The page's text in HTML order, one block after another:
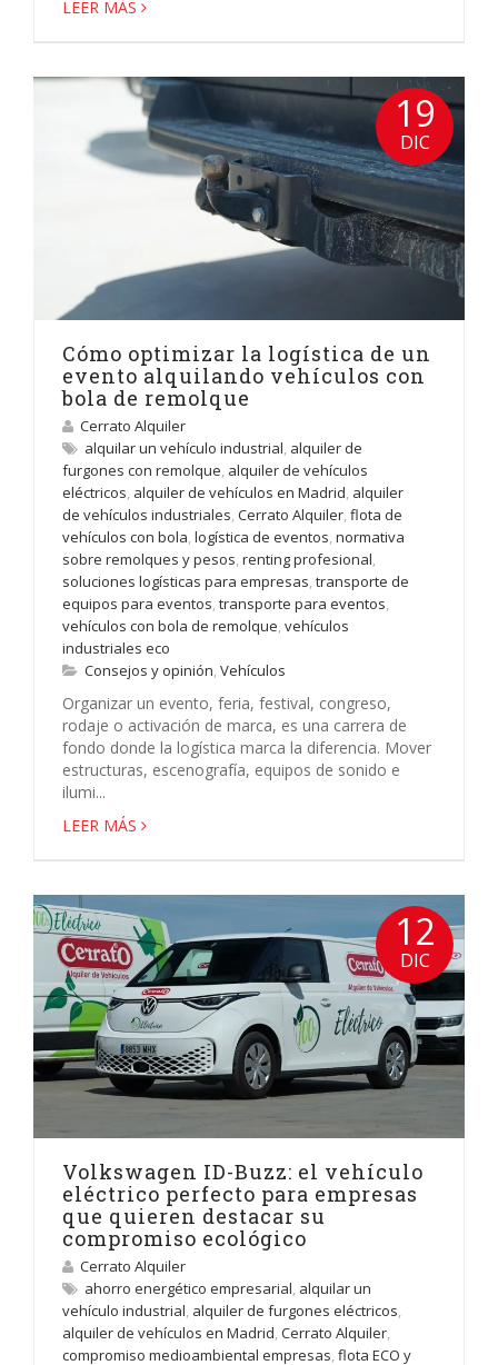
LEER MÁS
19
DIC
Cómo optimizar la logística de un
evento alquilando vehículos con
bola de remolque
Cerrato Alquiler
alquilar un vehículo industrial, alquiler de
furgones con remolque, alquiler de vehículos
eléctricos, alquiler de vehículos en Madrid, alquiler
de vehículos industriales, Cerrato Alquiler, flota de
vehículos con bola, logística de eventos, normativa
sobre remolques y pesos, renting profesional,
soluciones logísticas para empresas, transporte de
equipos para eventos, transporte para eventos,
vehículos con bola de remolque, vehículos
industriales eco
Consejos y opinión, Vehículos
Organizar un evento, feria, festival, congreso,
rodaje o activación de marca, es una carrera de
fondo donde la logística marca la diferencia. Mover
estructuras, escenografía, equipos de sonido e
ilumi...
LEER MÁS
12
DIC
Volkswagen ID-Buzz: el vehículo
eléctrico perfecto para empresas
que quieren destacar su
compromiso ecológico
Cerrato Alquiler
ahorro energético empresarial, alquilar un
vehículo industrial, alquiler de furgones eléctricos,
alquiler de vehículos en Madrid, Cerrato Alquiler,
compromiso medioambiental empresas, flota ECO y